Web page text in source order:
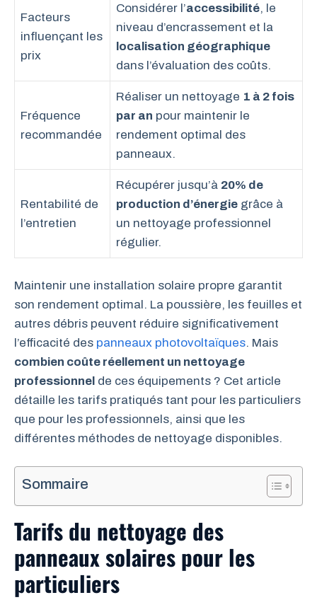
Facteurs
influençant les
prix
Considérer l’accessibilité, le
niveau d’encrassement et la
localisation géographique
dans l’évaluation des coûts.
Fréquence
recommandée
Réaliser un nettoyage 1 à 2 fois
par an pour maintenir le
rendement optimal des
panneaux.
Rentabilité de
l’entretien
Récupérer jusqu’à 20% de
production d’énergie grâce à
un nettoyage professionnel
régulier.
Maintenir une installation solaire propre garantit
son rendement optimal. La poussière, les feuilles et
autres débris peuvent réduire significativement
l’efficacité des panneaux photovoltaïques. Mais
combien coûte réellement un nettoyage
professionnel de ces équipements ? Cet article
détaille les tarifs pratiqués tant pour les particuliers
que pour les professionnels, ainsi que les
différentes méthodes de nettoyage disponibles.
Sommaire
Tarifs du nettoyage des
panneaux solaires pour les
particuliers